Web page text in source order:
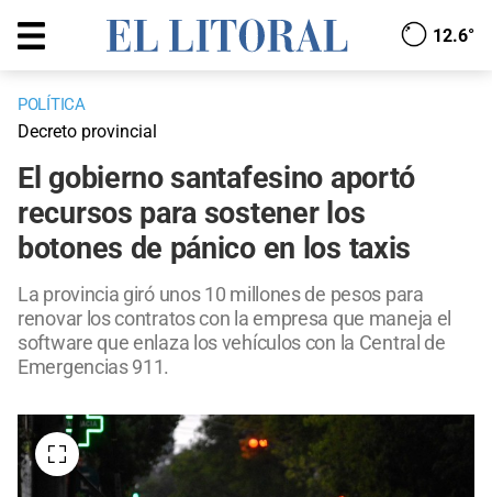
12.6°
POLÍTICA
Decreto provincial
El gobierno santafesino aportó
recursos para sostener los
botones de pánico en los taxis
La provincia giró unos 10 millones de pesos para
renovar los contratos con la empresa que maneja el
software que enlaza los vehículos con la Central de
Emergencias 911.